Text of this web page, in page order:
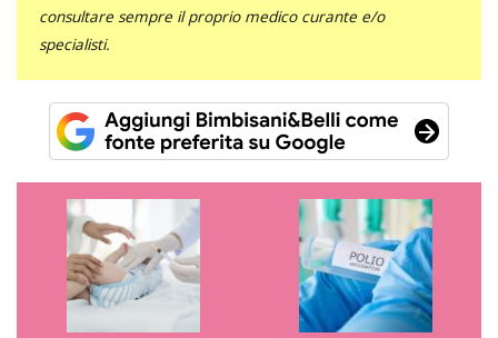
consultare sempre il proprio medico curante e/o
specialisti.